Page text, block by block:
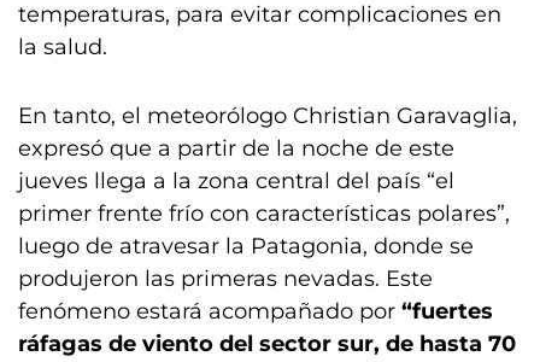
temperaturas, para evitar complicaciones en
la salud.
En tanto, el meteorólogo Christian Garavaglia,
expresó que a partir de la noche de este
jueves llega a la zona central del país “el
primer frente frío con características polares”,
luego de atravesar la Patagonia, donde se
produjeron las primeras nevadas. Este
fenómeno estará acompañado por “fuertes
ráfagas de viento del sector sur, de hasta 70